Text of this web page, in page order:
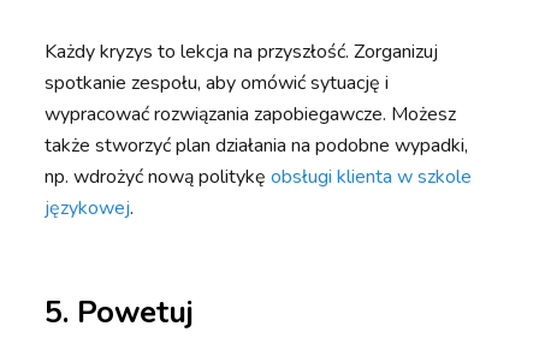
Każdy kryzys to lekcja na przyszłość. Zorganizuj
spotkanie zespołu, aby omówić sytuację i
wypracować rozwiązania zapobiegawcze. Możesz
także stworzyć plan działania na podobne wypadki,
np. wdrożyć nową politykęobsługi klienta w szkole
językowej.
5. Powetuj